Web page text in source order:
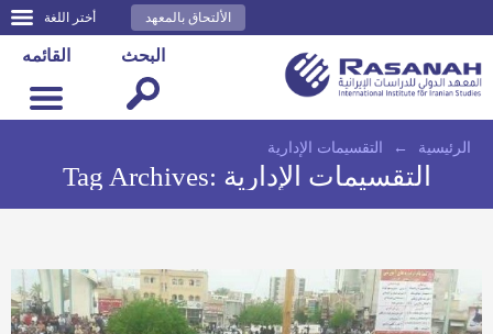
أختر اللغة الألتحاق بالمعهد
القائمه البحث
الرئيسية ← التقسيمات الإدارية
Tag Archives: التقسيمات الإدارية